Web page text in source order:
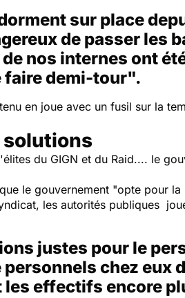
sur place
de passer les
nos internes ont
faire demi-tour".
tenu en joue avec un fusil sur la
solutions
du GIGN et du Raid.... le
le gouvernement "opte pour la
les autorités publiques
justes pour le
chez eux
effectifs encore